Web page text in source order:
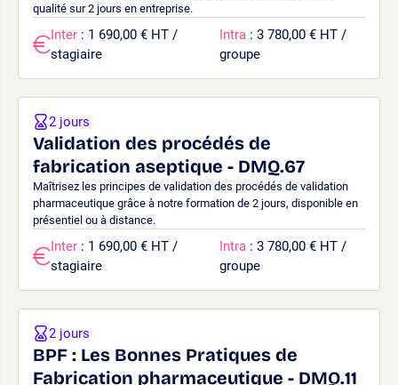
qualité sur 2 jours en entreprise.
Inter : 1 690,00 € HT /
stagiaire
Intra : 3 780,00 € HT /
groupe
Validation des procédés de
fabrication aseptique - DMQ.67
Maîtrisez les principes de validation des procédés de validation
pharmaceutique grâce à notre formation de 2 jours, disponible en
présentiel ou à distance.
2 jours
Inter : 1 690,00 € HT /
stagiaire
Intra : 3 780,00 € HT /
groupe
BPF : Les Bonnes Pratiques de
Fabrication pharmaceutique - DMQ.11
2 jours